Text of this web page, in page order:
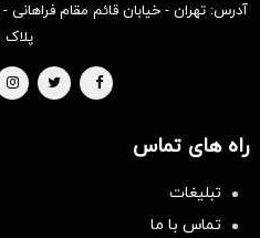
آدرس: تهران - خیابان قائم مقام
پلاک ۵
راه های تماس
تبلیغات
تماس با ما